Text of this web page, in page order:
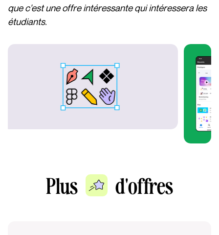
que c'est une offre intéressante qui intéressera les
étudiants.
Plus d'offres